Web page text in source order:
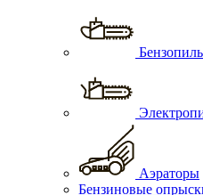
Аэраторы
Бензиновые